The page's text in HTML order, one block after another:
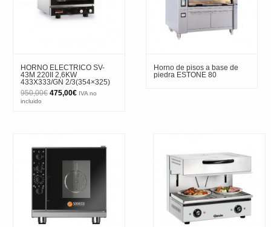
HORNO ELECTRICO SV-
43M 220II 2,6KW
433X333/GN 2/3(354×325)
950,00€ El
475,00€ElIVA no
incluido
Horno de pisos a base de
piedra ESTONE 80